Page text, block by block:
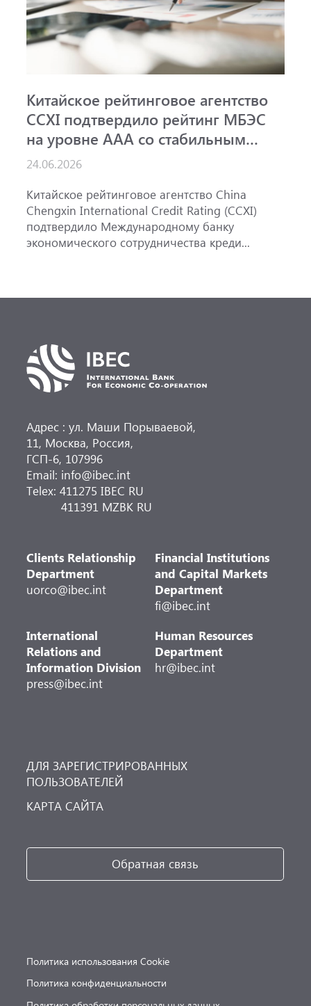
Китайское рейтинговое агентство
CCXI подтвердило рейтинг МБЭС
на уровне AAA со стабильным
прогнозом
24.06.2026
Китайское рейтинговое агентство China
Chengxin International Credit Rating (CCXI)
подтвердило Международному банку
экономического сотрудничества креди...
Адрес : ул. Маши Порываевой,
11, Москва, Россия,
ГСП-6, 107996
Email: info@ibec.int
Telex: 411275 IBEC RU
411391 MZBK RU
Clients Relationship
Department
uorco@ibec.int
Financial Institutions
and Capital Markets
Department
fi@ibec.int
International
Relations and
Information Division
press@ibec.int
Human Resources
Department
hr@ibec.int
ДЛЯ ЗАРЕГИСТРИРОВАННЫХ
ПОЛЬЗОВАТЕЛЕЙ
КАРТА САЙТА
Обратная связь
Политика использования Cookie
Политика конфиденциальности